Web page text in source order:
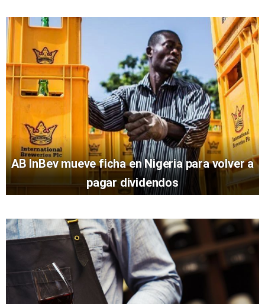
AB InBev mueve ficha en Nigeria para volver a
pagar dividendos